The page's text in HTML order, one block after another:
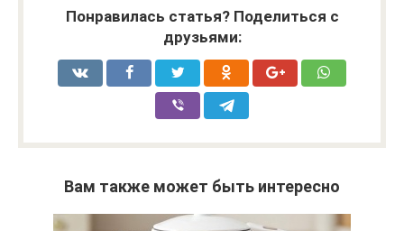
Понравилась статья? Поделиться с
друзьями:
Вам также может быть интересно